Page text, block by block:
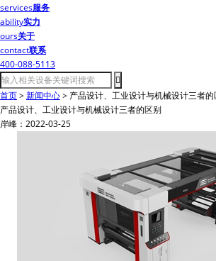
services服务
ability实力
ours关于
contact联系
400-088-5113
首页> 新闻中心> 产品设计、工业设计与机械设计三者
产品设计、工业设计与机械设计三者的区别
岸峰：2022-03-25